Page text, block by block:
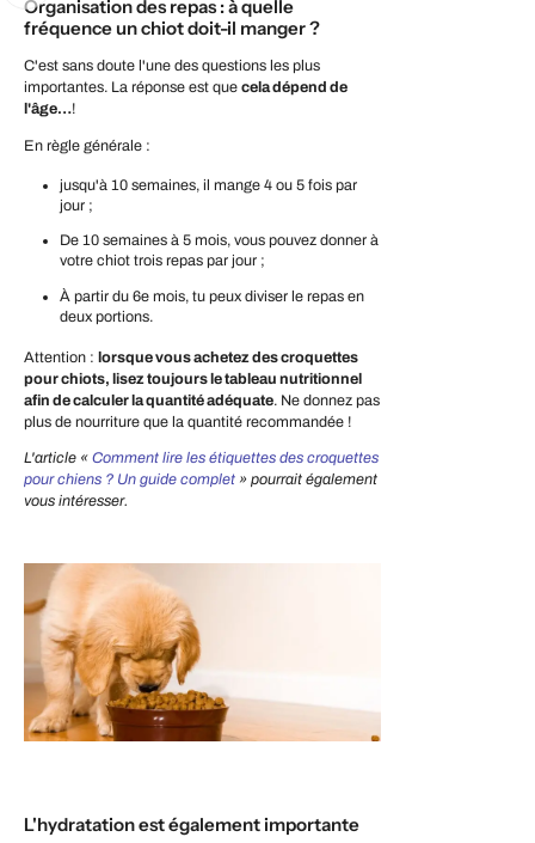
Organisation des repas : à quelle
fréquence un chiot doit-il manger ?
C'est sans doute l'une des questions les plus
importantes. La réponse est que cela dépend de
l'âge…!
En règle générale :
jusqu'à 10 semaines, il mange 4 ou 5 fois par
jour ;
De 10 semaines à 5 mois, vous pouvez donner à
votre chiot trois repas par jour ;
À partir du 6e mois, tu peux diviser le repas en
deux portions.
Attention : lorsque vous achetez des croquettes
pour chiots, lisez toujours le tableau nutritionnel
afin de calculer la quantité adéquate. Ne donnez pas
plus de nourriture que la quantité recommandée !
L'article « Comment lire les étiquettes des croquettes
pour chiens ? Un guide complet » pourrait également
vous intéresser.
L'hydratation est également importante